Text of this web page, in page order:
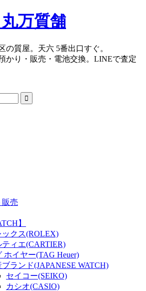
の質屋。天六 5番出口すぐ。
かり・販売・電池交換。LINEで査定
販売
】
ックス(ROLEX)
ティエ(CARTIER)
ホイヤー(TAG Heuer)
ブランド(JAPANESE WATCH)
セイコー(SEIKO)
カシオ(CASIO)